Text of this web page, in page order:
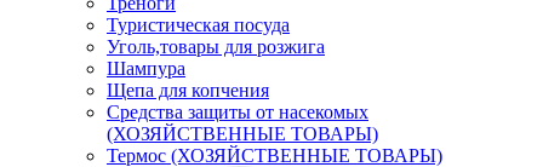
Туристическая посуда
Уголь,товары для розжига
Шампура
Щепа для копчения
Средства защиты от насекомых
(ХОЗЯЙСТВЕННЫЕ ТОВАРЫ)
Термос (ХОЗЯЙСТВЕННЫЕ ТОВАРЫ)